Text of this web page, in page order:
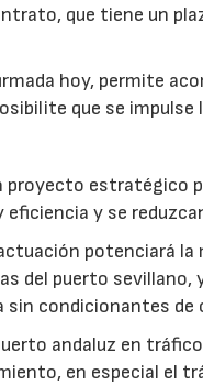
que tiene un
hoy, permite
que se impulse
proyecto estratégico
y se
potenciará
del puerto
condicionantes de
andaluz en
en especial el